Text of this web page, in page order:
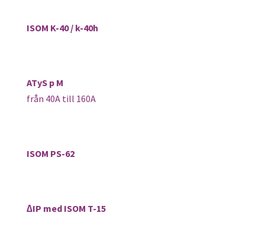
ISOM K-40 / k-40h
ATyS p M
från 40A till 160A
ISOM PS-62
∆IP med ISOM T-15